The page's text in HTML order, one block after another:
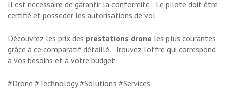
Il est nécessaire de garantir la conformité : Le pilote doit être
certifié et posséder les autorisations de vol.
Découvrez les prix des prestations drone les plus courantes
grâce à ce comparatif détaillé . Trouvez l’offre qui correspond
à vos besoins et à votre budget.
#Drone #Technology #Solutions #Services